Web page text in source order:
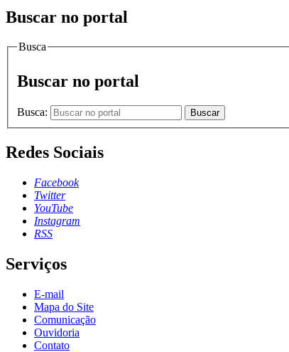
Buscar no portal
Busca
Buscar no portal
Busca: Buscar
Redes Sociais
Facebook
Twitter
YouTube
Instagram
RSS
Serviços
E-mail
Mapa do Site
Comunicação
Ouvidoria
Contato